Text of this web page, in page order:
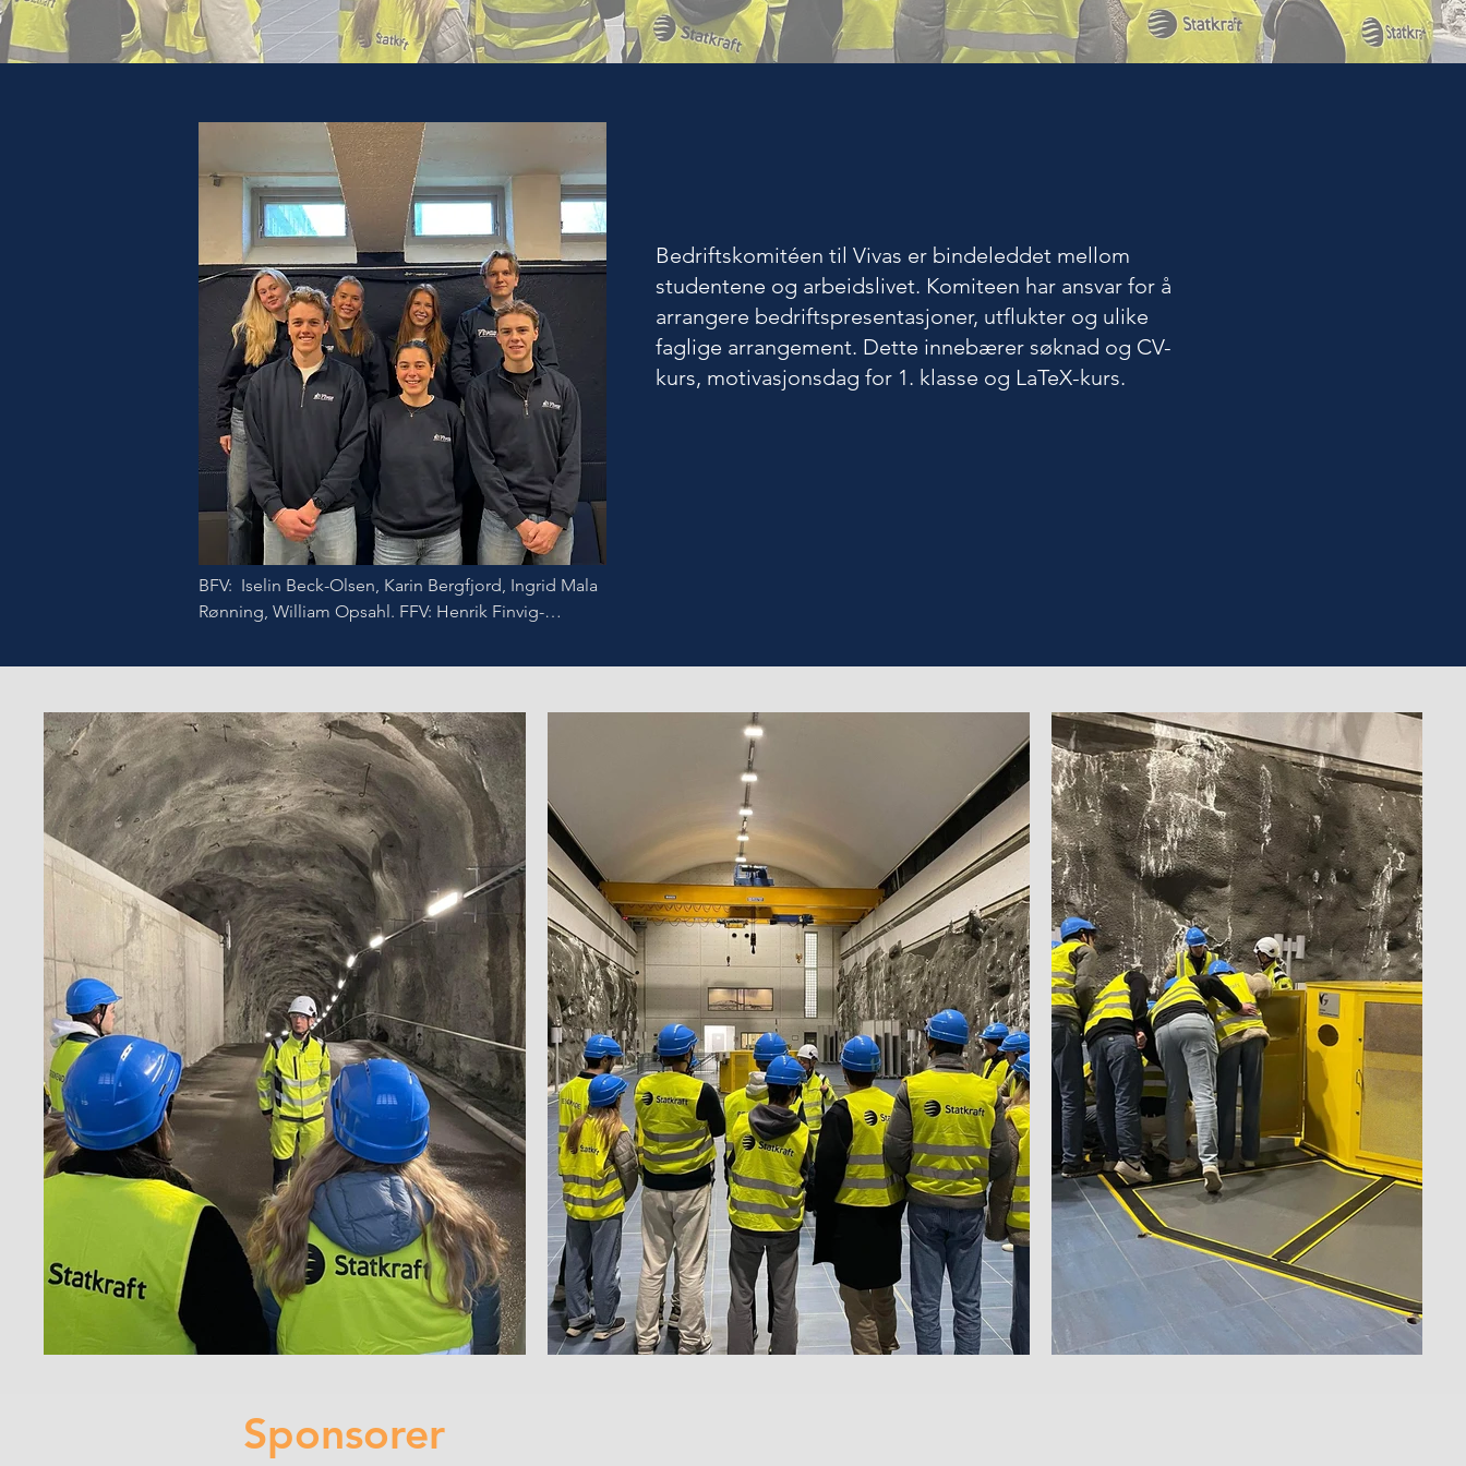
Bedriftskomitéen til Vivas er bindeleddet mellom
studentene og arbeidslivet. Komiteen har ansvar for å
arrangere bedriftspresentasjoner, utflukter og ulike
faglige arrangement. Dette innebærer søknad og CV-
kurs, motivasjonsdag for 1. klasse og LaTeX-kurs.
BFV:  Iselin Beck-Olsen, Karin Bergfjord, Ingrid Mala
Rønning, William Opsahl. FFV: Henrik Finvig-
Sponsorer